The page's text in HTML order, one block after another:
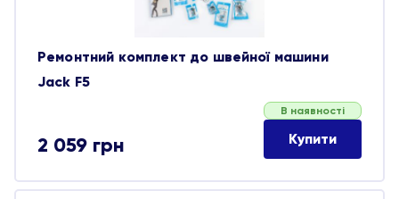
Ремонтний комплект до швейної машини
Jack F5
2 059 грн
В наявності
Купити